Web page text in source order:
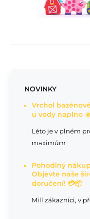
NOVINKY
Vrchol
u vody naplno
Léto je v plném
maximům
Pohodlný
Objevte naše
doručení! 💳📦
Milí zákazníci, v